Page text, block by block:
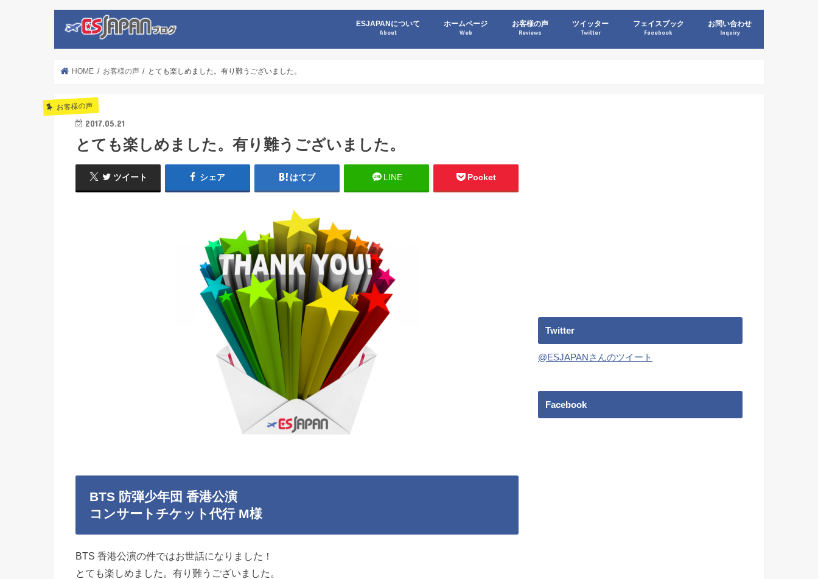
ESJAPANについて
About
ホームページ
Web
お客様の声
Reviews
ツイッター
Twitter
フェイスブック
Facebook
お問い合わせ
Inquiry
HOME お客様の声 とても楽しめました。有り難うございました。
お客様の声
2017.05.21
とても楽しめました。有り難うございました。
ツイート シェア はてブ LINE Pocket
BTS 防弾少年団 香港公演
コンサートチケット代行 M様
BTS 香港公演の件ではお世話になりました！
とても楽しめました。有り難うございました。
Twitter
@ESJAPANさんのツイート
Facebook